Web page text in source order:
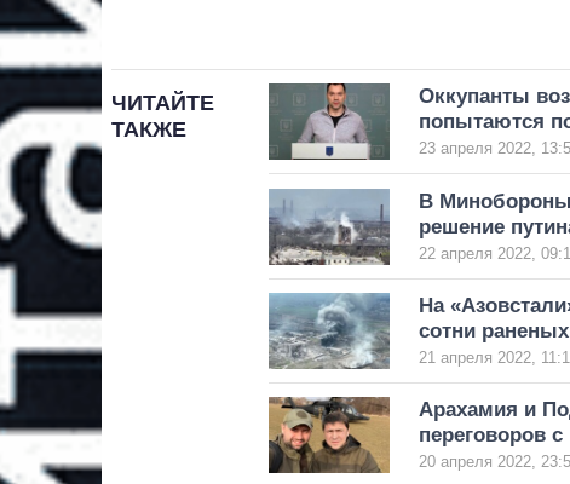
ЧИТАЙТЕ
ТАКЖЕ
Оккупанты
попытаются
23 апреля 2022,
В Минобороны
решение
22 апреля 2022,
На
сотни
21 апреля 2022,
Арахамия и
переговоров
20 апреля 2022,